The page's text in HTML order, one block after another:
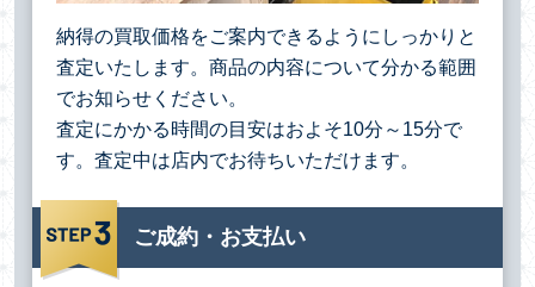
納得の買取価格をご案内できるようにしっかりと
査定いたします。商品の内容について分かる範囲
でお知らせください。
査定にかかる時間の目安はおよそ10分～15分で
す。査定中は店内でお待ちいただけます。
ご成約・お支払い